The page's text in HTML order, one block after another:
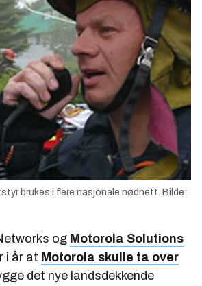
brukes i flere nasjonale nødnett. Bilde:
og Motorola Solutions
i år at Motorola skulle ta over
det nye landsdekkende